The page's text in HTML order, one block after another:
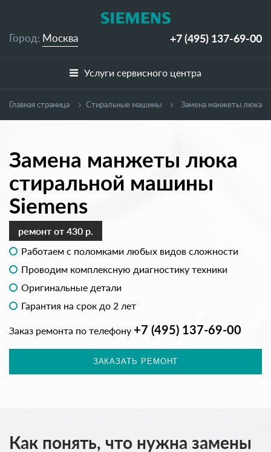
+7 (495) 137-69-00
Город: Москва
Услуги сервисного центра
Главная страница Cтиральные машины Замена манжеты люка
Замена манжеты люка
стиральной машины
Siemens
ремонт от 430 р.
Работаем с поломками любых видов сложности
Проводим комплексную диагностику техники
Оригинальные детали
Гарантия на срок до 2 лет
Заказ ремонта по телефону +7 (495) 137-69-00
ЗАКАЗАТЬ РЕМОНТ
Как понять, что нужна замены